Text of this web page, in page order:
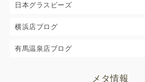
日本グラスビーズ
横浜店ブログ
有馬温泉店ブログ
メタ情報